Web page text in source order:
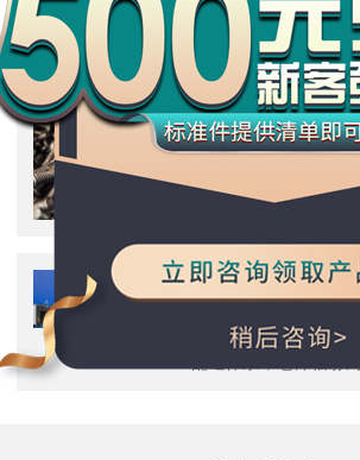
品，努力完善每一个
艺，都倾注着我们对
型号丰富
常规产品1000余品类
备库存5000余吨，有
制及国标紧固件，主
交货及时
拥有8个产业生产基
司服务仓，数万平米
配送体系，仓库辐射